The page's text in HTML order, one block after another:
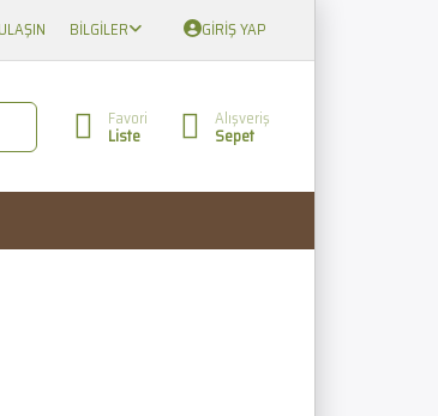
BILGILER GIRIŞ YAP
Favori
Liste
Alışveriş
Sepet